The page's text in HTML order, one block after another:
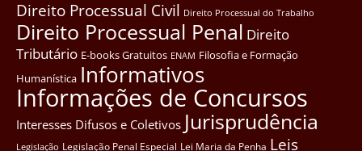
Direito Processual Civil Direito Processual do Trabalho
Direito Processual Penal Direito
Tributário E-books Gratuitos ENAM Filosofia e Formação
Humanística Informativos
Informações de Concursos
Interesses Difusos e Coletivos Jurisprudência
Legislação Legislação Penal Especial Lei Maria da Penha Leis